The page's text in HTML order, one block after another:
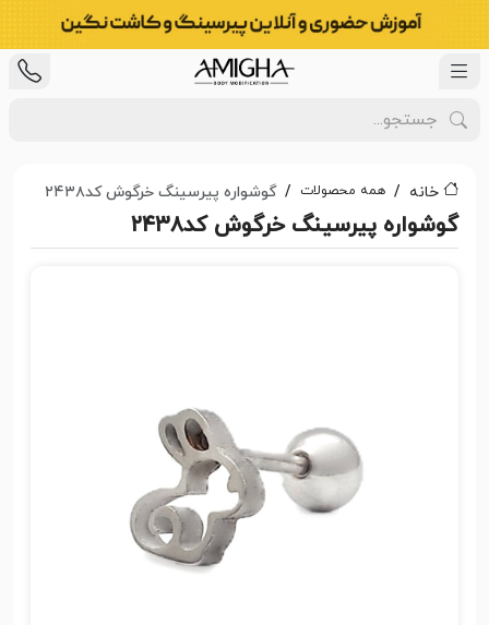
خانه همه محصولات گوشواره پیرسینگ خرگوش کد۲۴۳۸
گوشواره پیرسینگ خرگوش کد۲۴۳۸